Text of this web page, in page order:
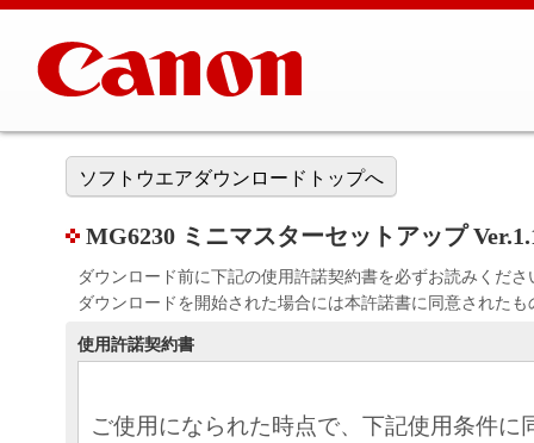
ソフトウエアダウンロードトップへ
MG6230 ミニマスターセットアップ
ダウンロード前に下記の使用許諾契約書を必ずお読みくださ
ダウンロードを開始された場合には本許諾書に同意された
使用許諾契約書
ご使用になられた時点で、下記使用条件に